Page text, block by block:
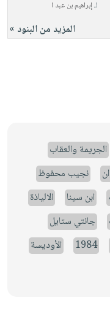
لـإبراهيم بن عبد ا
المزيد من البنود »
الجريمة والعقاب
نجيب محفوظ
ابن سينا
الالياذة
جانتي ستايل
1984
الأوديسة